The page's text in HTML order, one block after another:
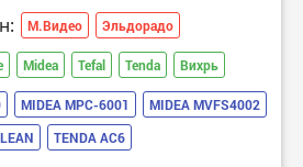
М.Видео Эльдорадо
Midea Tefal Tenda Вихрь
MIDEA MPC-6001
MIDEA MVFS4002
TENDA AC6